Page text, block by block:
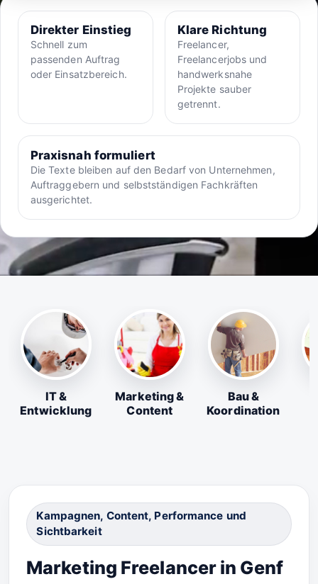
Direkter Einstieg
Schnell zum
passenden Auftrag
oder Einsatzbereich.
Klare Richtung
Freelancer,
Freelancerjobs und
handwerksnahe
Projekte sauber
getrennt.
Praxisnah formuliert
Die Texte bleiben auf den Bedarf von Unternehmen,
Auftraggebern und selbstständigen Fachkräften
ausgerichtet.
IT &
Entwicklung
Marketing &
Content
Bau &
Koordination
Kampagnen, Content, Performance und
Sichtbarkeit
Marketing Freelancer in Genf